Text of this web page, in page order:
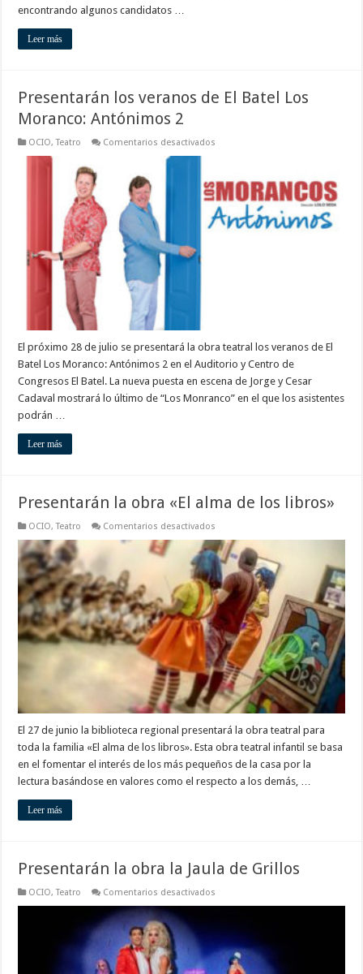
encontrando algunos candidatos …
Leer más
Presentarán los veranos de El Batel Los
Moranco: Antónimos 2
OCIO,Teatro Comentarios desactivados
de
El
Batel
Los
Moranco:
El próximo 28 de julio se presentará la obra teatral los veranos de El
Batel Los Moranco: Antónimos 2 en el Auditorio y Centro de
Congresos El Batel. La nueva puesta en escena de Jorge y Cesar
Cadaval mostrará lo último de “Los Monranco” en el que los asistentes
podrán …
Leer más
Presentarán la obra «El alma de los libros»
OCIO,Teatro Comentarios desactivados
la
obra
«El
alma
de
los
libros»
El 27 de junio la biblioteca regional presentará la obra teatral para
toda la familia «El alma de los libros». Esta obra teatral infantil se basa
en el fomentar el interés de los más pequeños de la casa por la
lectura basándose en valores como el respecto a los demás, …
Leer más
Presentarán la obra la Jaula de Grillos
OCIO,Teatro Comentarios desactivados
la
Jaula
de
Grillos